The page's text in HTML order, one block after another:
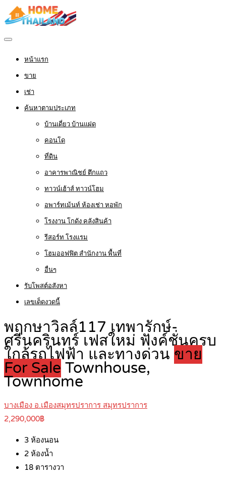
หน้าแรก
ขาย
เช่า
ค้นหาตามประเภท
บ้านเดี่ยว บ้านแฝด
คอนโด
ที่ดิน
อาคารพาณิชย์ ตึกแถว
ทาวน์เฮ้าส์ ทาวน์โฮม
อพาร์ทเม้นท์ ห้องเช่า หอพัก
โรงงาน โกดัง คลังสินค้า
รีสอร์ท โรงแรม
โฮมออฟฟิต สำนักงาน พื้นที่
อื่นๆ
รับโพสต์อสังหา
เลขเด็ดงวดนี้
พฤกษาวิลล์117 เทพารักษ์-
ศรีนครินทร์ เฟสใหม่ ฟังค์ชั่นครบ
ใกล้รถไฟฟ้า และทางด่วน ขาย
For Sale Townhouse,
Townhome
บางเมือง อ.เมืองสมุทรปราการ สมุทรปราการ
2,290,000฿
3 ห้องนอน
2 ห้องน้ำ
18 ตารางวา